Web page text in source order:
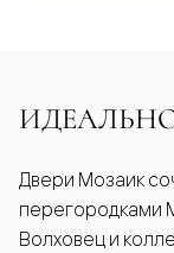
Двери Мозаик
перегородками
Волховец и